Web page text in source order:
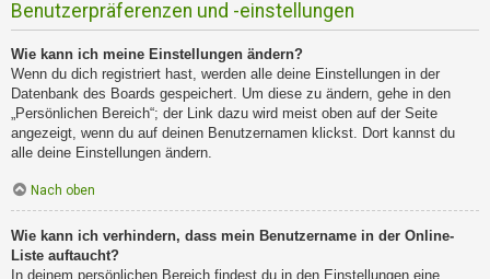
Benutzerpräferenzen und -einstellungen
Wie kann ich meine Einstellungen ändern?
Wenn du dich registriert hast, werden alle deine Einstellungen in der
Datenbank des Boards gespeichert. Um diese zu ändern, gehe in den
„Persönlichen Bereich“; der Link dazu wird meist oben auf der Seite
angezeigt, wenn du auf deinen Benutzernamen klickst. Dort kannst du
alle deine Einstellungen ändern.
Nach oben
Wie kann ich verhindern, dass mein Benutzername in der Online-
Liste auftaucht?
In deinem persönlichen Bereich findest du in den Einstellungen eine